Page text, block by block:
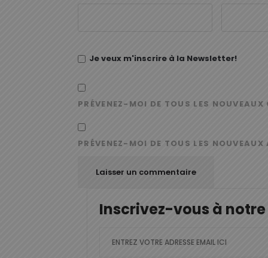
Je veux m'inscrire à la Newsletter!
PRÉVENEZ-MOI DE TOUS LES
PRÉVENEZ-MOI DE TOUS LES
Inscrivez-vous à